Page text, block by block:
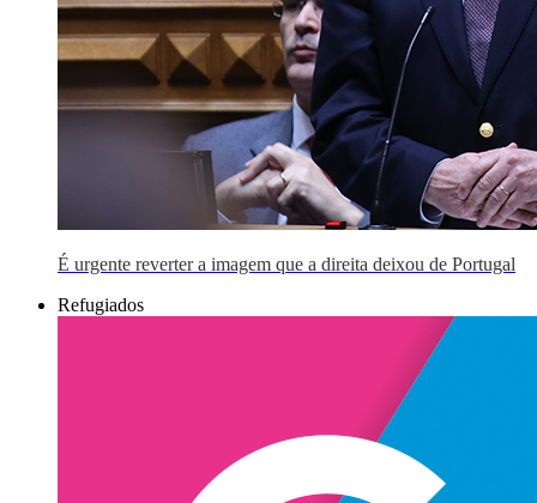
É urgente reverter a imagem que a direita deixou de Portugal
Refugiados